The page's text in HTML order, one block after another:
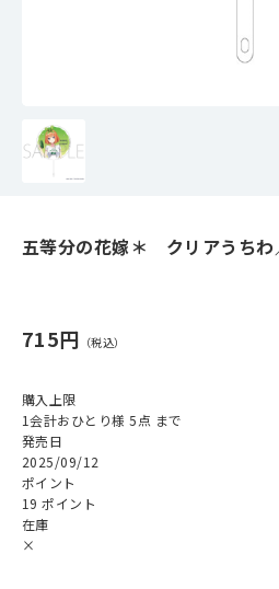
五等分の花嫁＊ クリアうちわ
715円
購入上限
1会計おひとり様 5点 まで
発売日
2025/09/12
ポイント
19 ポイント
在庫
×